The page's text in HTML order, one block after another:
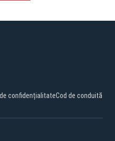
confidențialitateCod de conduită